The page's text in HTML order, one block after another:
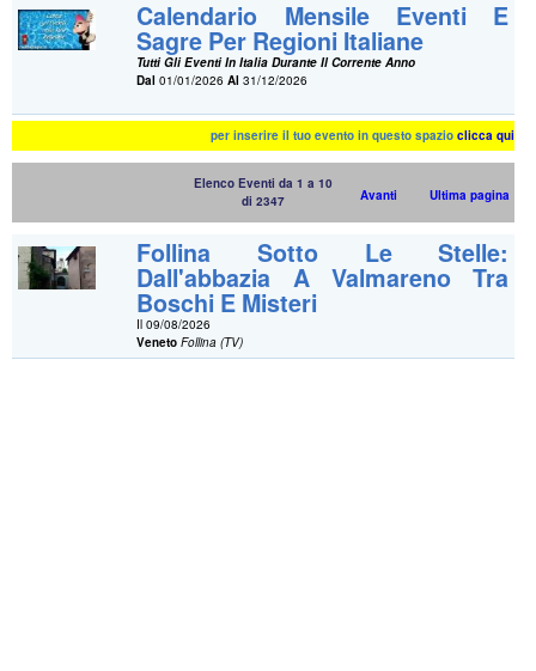
Calendario Mensile Eventi E
Sagre Per Regioni Italiane
Tutti Gli Eventi In Italia Durante Il Corrente Anno
Dal 01/01/2026Al 31/12/2026
per inserire il tuo evento in questo spazioclicca qui
Elenco Eventi da 1 a 10
di 2347
Avanti Ultima pagina
Follina Sotto Le Stelle:
Dall'abbazia A Valmareno Tra
Boschi E Misteri
Il 09/08/2026
Veneto Follina (TV)